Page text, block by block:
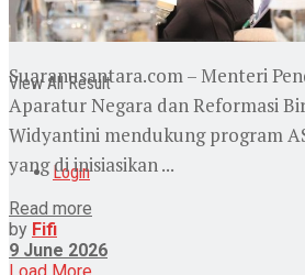
No Result
View All Result
Login
Suaranusantara.com – Menteri
Aparatur Negara dan Reformasi
Widyantini mendukung program
yang di inisiasikan ...
Read more
by Fifi
9 June 2026